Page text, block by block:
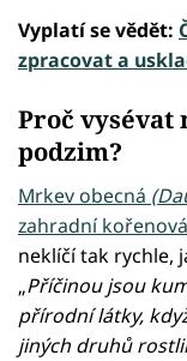
Vyplatí se vědět:
zpracovat a
Proč vysévat
podzim?
Mrkev obecná
zahradní kořenová
neklíčí tak rychle,
„Příčinou jsou
přírodní látky,
jiných druhů